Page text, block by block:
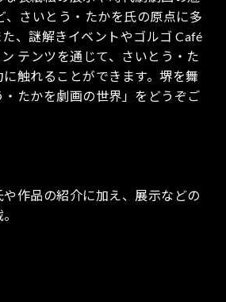
、さいとう・たかを氏の原点に多
、謎解きイベントやゴルゴ Café
テンツを通じて、さいとう・た
触れることができます。堺を舞
たかを劇画の世界」をどうぞご
作品の紹介に加え、展示などの